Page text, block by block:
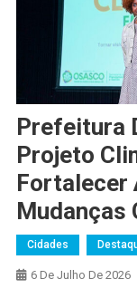
Prefeitura
Projeto
Fortalecer
Mudanças
Cidades
6 De Julho De 2026